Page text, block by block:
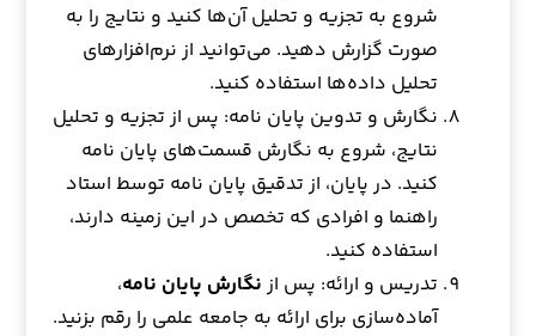
شروع به تجزیه و تحلیل آن‌ها کنید و نتایج را به
صورت گزارش دهید. می‌توانید از نرم‌افزارهای
تحلیل داده‌ها استفاده کنید.
نگارش و تدوین پایان نامه: پس از تجزیه و تحلیل
نتایج، شروع به نگارش قسمت‌های پایان نامه
کنید. در پایان، از تدقیق پایان نامه توسط استاد
راهنما و افرادی که تخصص در این زمینه دارند،
استفاده کنید.
تدریس و ارائه: پس از نگارش پایان نامه،
آماده‌سازی برای ارائه به جامعه علمی را رقم بزنید.